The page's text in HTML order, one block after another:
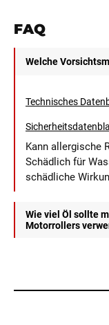
FAQ
Welche
Technisches
Kann allergische
Schädlich für
schädliche
Wie viel Öl sollte
Motorrollers
Kurbelgehäuse